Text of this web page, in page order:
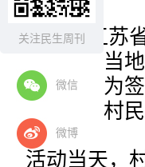
关注民生周刊
微信
微博
近日，江苏
务团队走进当
下乡活动，为
源直接送到村
活动当天，